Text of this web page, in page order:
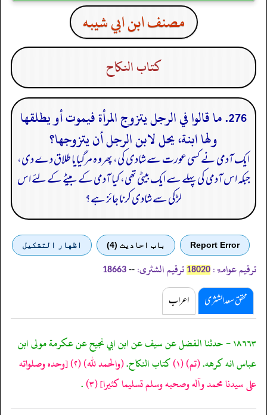
مصنف ابن ابي شيبه
كتاب النكاح
276. ما قالوا في الرجل يتزوج المرأة فيموت أو يطلقها
ولها ابنة، يحل لابن الرجل أن يتزوجها؟
ایک آدمی نے کسی عورت سے شادی کی، پھرو ہ مرگیایا طلاق دے دی،
جبکہ اس آدمی کی پہلے سے ایک بیٹی تھی، کیا آدمی کے بیٹے کے لئے اس
لڑکی سے شادی کرنا جائز ہے؟
Report Error باب احادیث (4) اظهار التشكيل
ترقیم عوامۃ: 18020 ترقیم الشثری: --
18663
محقق سعد الشثری اعراب
١٨٦٦٣ - حدثنا الفضل عن سيف عن ابن ابي نجيح عن عكرمة مولى ابن
عباس انه كرهه.(تم)(١) كتاب النكاح.(والحمد لله)(٢) [وحده وصلواته
على سيدنا محمد وآله وصحبه وسلم تسليما كثيرا](٣) .